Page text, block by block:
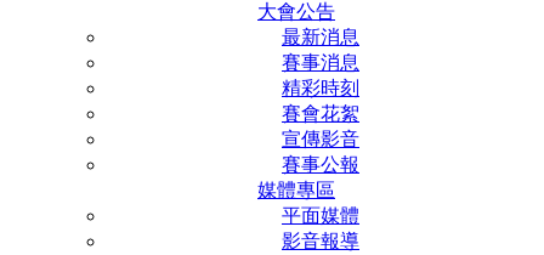
大會公告
最新消息
賽事消息
精彩時刻
賽會花絮
宣傳影音
賽事公報
媒體專區
平面媒體
影音報導